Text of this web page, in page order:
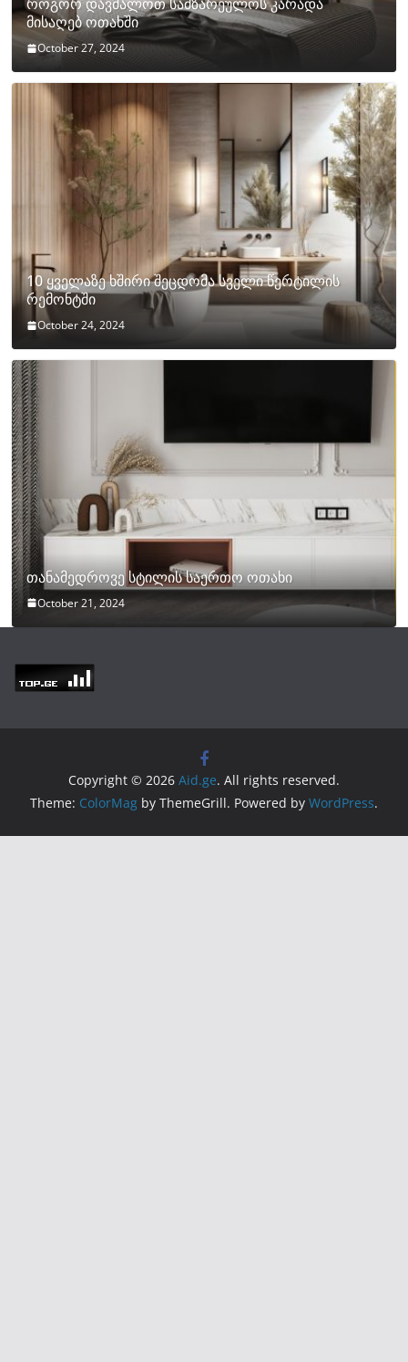
მისაღებ ოთახში
October 27, 2024
10 ყველაზე ხშირი შეცდომა სველი წერტილის
რემონტში
October 24, 2024
თანამედროვე სტილის საერთო ოთახი
October 21, 2024
Copyright © 2026 Aid.ge. All rights reserved.
Theme: ColorMag by ThemeGrill. Powered by WordPress.